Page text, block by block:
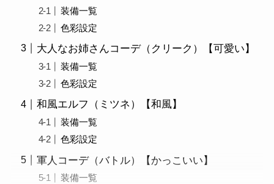
装備一覧
色彩設定
大人なお姉さんコーデ（クリーク）【可愛い】
装備一覧
色彩設定
和風エルフ（ミツネ）【和風】
装備一覧
色彩設定
軍人コーデ（バトル）【かっこいい】
装備一覧